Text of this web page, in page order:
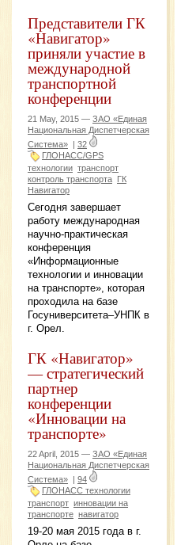
Представители ГК
«Навигатор»
приняли участие в
международной
транспортной
конференции
21 May, 2015 — ЗАО «Единая
Национальная Диспетчерская
Система» | 32
ГЛОНАСС/GPS
технологии транспорт
контроль транспорта ГК
Навигатор
Сегодня завершает
работу международная
научно-практическая
конференция
«Информационные
технологии и инновации
на транспорте», которая
проходила на базе
Госуниверситета–УНПК в
г. Орел.
ГК «Навигатор»
— стратегический
партнер
конференции
«Инновации на
транспорте»
22 April, 2015 — ЗАО «Единая
Национальная Диспетчерская
Система» | 94
ГЛОНАСС технологии
транспорт инновации на
транспорте навигатор
19-20 мая 2015 года в г.